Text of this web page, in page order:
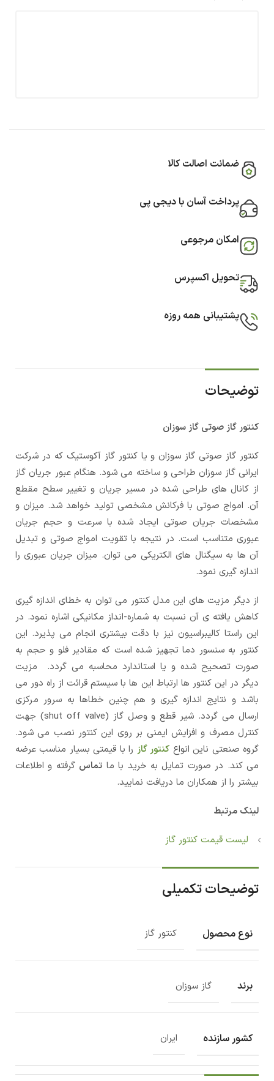
ضمانت اصالت کالا
پرداخت آسان با دیجی پی
امکان مرجوعی
تحویل اکسپرس
پشتیبانی همه روزه
توضیحات
کنتور گاز صوتی گاز سوزان
کنتور گاز صوتی گاز سوزان و یا کنتور گاز آکوستیک که در شرکت
ایرانی گاز سوزان طراحی و ساخته می شود. هنگام عبور جریان گاز
از کانال های طراحی شده در مسیر جریان و تغییر سطح مقطع
آن. امواج صوتی با فرکانش مشخصی تولید خواهد شد. میزان و
مشخصات جریان صوتی ایجاد شده با سرعت و حجم جریان
عبوری متناسب است. در نتیجه با تقویت امواج صوتی و تبدیل
آن ها به سیگنال های الکتریکی می توان. میزان جریان عبوری را
اندازه گیری نمود.
از دیگر مزیت های این مدل کنتور می توان به خطای اندازه گیری
کاهش یافته ی آن نسبت به شماره-انداز مکانیکی اشاره نمود. در
این راستا کالیبراسیون نیز با دقت بیشتری انجام می پذیرد. این
کنتور به سنسور دما تجهیز شده است که مقادیر فلو و حجم به
صورت تصحیح شده و یا استاندارد محاسبه می گردد. مزیت
دیگر در این کنتور ها ارتباط این ها با سیستم قرائت از راه دور می
باشد و نتایج اندازه گیری و هم چنین خطاها به سرور مرکزی
ارسال می گردد. شیر قطع و وصل گاز (shut off valve) جهت
کنترل مصرف و افزایش ایمنی بر روی این کنتور نصب می شود.
گروه صنعتی ناین انواع کنتور گاز را با قیمتی بسیار مناسب عرضه
می کند. در صورت تمایل به خرید با ما تماس گرفته و اطلاعات
بیشتر را از همکاران ما دریافت نمایید.
لینک مرتبط
لیست قیمت کنتور گاز
توضیحات تکمیلی
نوع محصول کنتور گاز
برند گاز سوزان
کشور سازنده ایران